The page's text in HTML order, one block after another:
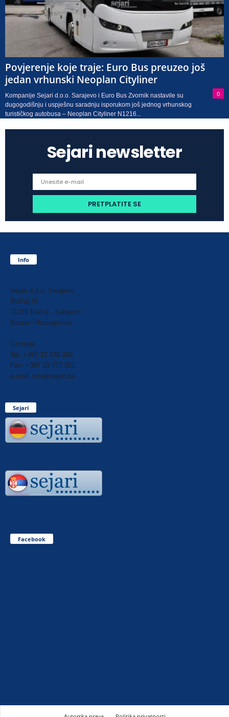
Povjerenje koje traje: Euro Bus preuzeo još
jedan vrhunski Neoplan Cityliner
0
Kompanije Sejari d.o.o. Sarajevo i Euro Bus Zvornik nastavile su
dugogodišnju i uspješnu saradnju isporukom još jednog vrhunskog
turističkog autobusa – Neoplan Cityliner N1216...
Sejari newsletter
Info
Sejari d.o.o. Sarajevo
Blažuj 78,
71215 Blažuj - Sarajevo
Bosna i Hercegovina
Centrala:
Tel: +387 33 770 300
Fax: +387 33 770 301
e-mail: info@sejari.ba
Sejari
Facebook